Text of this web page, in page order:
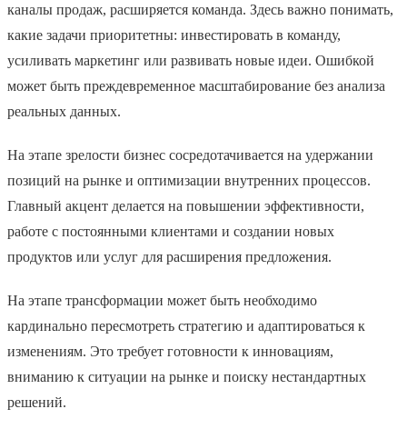
каналы продаж, расширяется команда. Здесь важно понимать,
какие задачи приоритетны: инвестировать в команду,
усиливать маркетинг или развивать новые идеи. Ошибкой
может быть преждевременное масштабирование без анализа
реальных данных.
На этапе зрелости бизнес сосредотачивается на удержании
позиций на рынке и оптимизации внутренних процессов.
Главный акцент делается на повышении эффективности,
работе с постоянными клиентами и создании новых
продуктов или услуг для расширения предложения.
На этапе трансформации может быть необходимо
кардинально пересмотреть стратегию и адаптироваться к
изменениям. Это требует готовности к инновациям,
вниманию к ситуации на рынке и поиску нестандартных
решений.